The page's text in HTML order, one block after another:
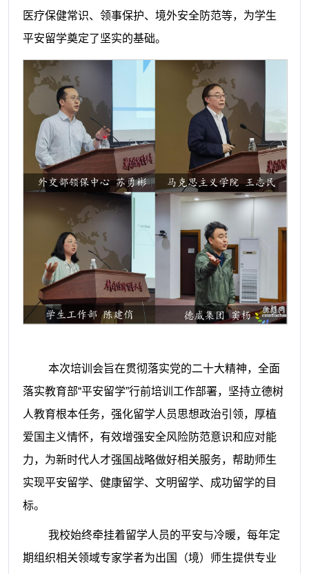
医疗保健常识、领事保护、境外安全防范等，为学生
平安留学奠定了坚实的基础。
本次培训会旨在贯彻落实党的二十大精神，全面
落实教育部“平安留学”行前培训工作部署，坚持立德树
人教育根本任务，强化留学人员思想政治引领，厚植
爱国主义情怀，有效增强安全风险防范意识和应对能
力，为新时代人才强国战略做好相关服务，帮助师生
实现平安留学、健康留学、文明留学、成功留学的目
标。
我校始终牵挂着留学人员的平安与冷暖，每年定
期组织相关领域专家学者为出国（境）师生提供专业